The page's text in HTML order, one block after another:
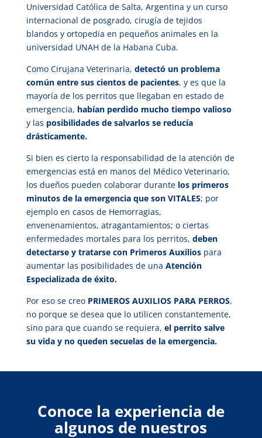
Universidad Católica de Salta, Argentina y un curso
internacional de posgrado, cirugía de tejidos
blandos y ortopedia en pequeños animales en la
universidad UNAH de la Habana Cuba.
Como Cirujana Veterinaria, detectó un problema
común entre sus cientos de pacientes, y es que la
mayoría de los perritos que llegaban en estado de
emergencia, habían perdido mucho tiempo valioso
y las posibilidades de salvarlos se reducía
drásticamente.
Si bien es cierto la responsabilidad de la atención de
emergencias está en manos del Médico Veterinario,
los dueños pueden colaborar durante los primeros
minutos de la emergencia que son VITALES; por
ejemplo en casos de Hemorragias,
envenenamientos, atragantamientos; o ciertas
enfermedades mortales para los perritos, deben
detectarse y tratarse con Primeros Auxiliospara
aumentar las posibilidades de una Atención
Especializada de éxito.
Por eso se creo PRIMEROS AUXILIOS PARA PERROS,
no porque se desea que lo utilicen constantemente,
sino para que cuando se requiera, el perrito salve
su vida y no queden secuelas de la emergencia.
Conoce la experiencia de
algunos de nuestros